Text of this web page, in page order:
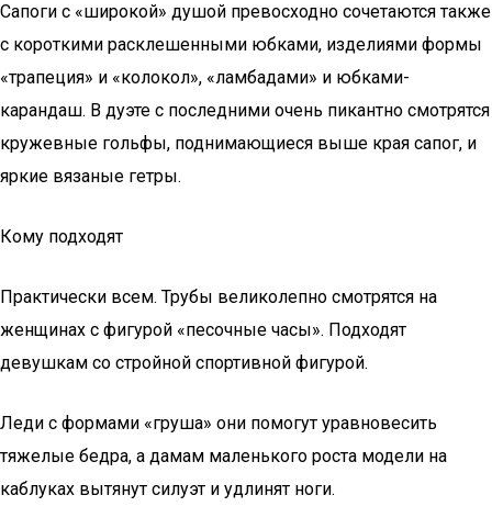
Сапоги с «широкой» душой превосходно сочетаются также
с короткими расклешенными юбками, изделиями формы
«трапеция» и «колокол», «ламбадами» и юбками-
карандаш. В дуэте с последними очень пикантно смотрятся
кружевные гольфы, поднимающиеся выше края сапог, и
яркие вязаные гетры.
Кому подходят
Практически всем. Трубы великолепно смотрятся на
женщинах с фигурой «песочные часы». Подходят
девушкам со стройной спортивной фигурой.
Леди с формами «груша» они помогут уравновесить
тяжелые бедра, а дамам маленького роста модели на
каблуках вытянут силуэт и удлинят ноги.